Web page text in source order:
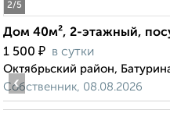
2/5
Дом 40м², 2-этажный,
1 500 ₽ в сутки
Октябрьский район,
Собственник, 08.08.2026
‹